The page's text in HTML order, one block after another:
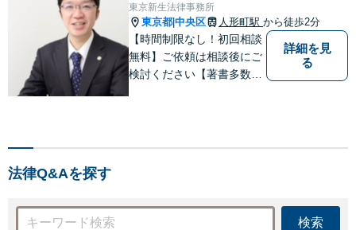
安があるのか、何
を解決したいのか
を正確に読み取り
ます。【東京都在
住以外の方も対
東京新生法律事務所
東京都 中央区 人形町駅 から徒歩2分
【時間制限なし！初回相談
無料】ご依頼は相談後にご
検討ください【著書多数】
詳細を見
る
法律Q&Aを探す
検索